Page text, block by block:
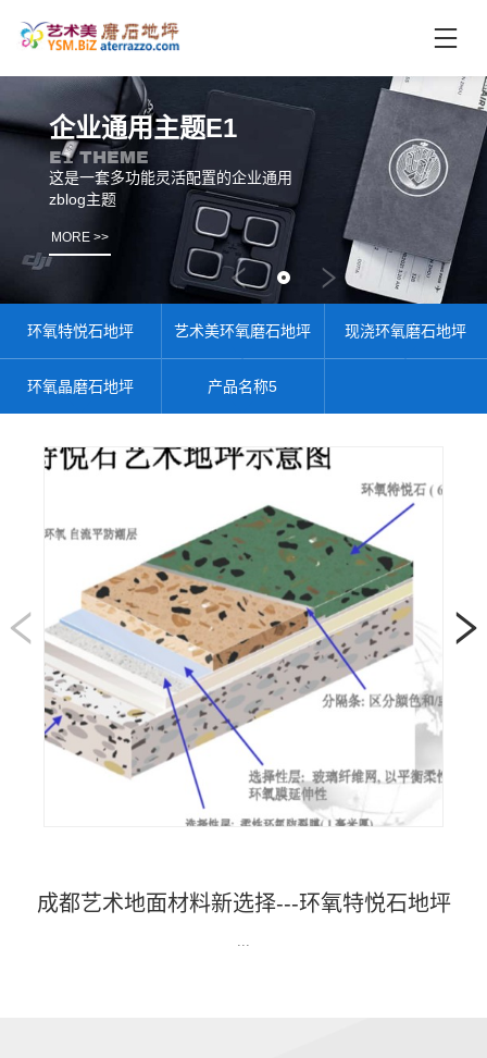
页
分
们
询
企业通用主题E1
E1 THEME
这是一套多功能灵活配置的企业通用
zblog主题
MORE >>
环氧特悦石地坪 艺术美环氧磨石地坪 现浇环氧磨石地坪
环氧晶磨石地坪 产品名称5
成都艺术地面材料新选择---环氧特悦石地坪
...